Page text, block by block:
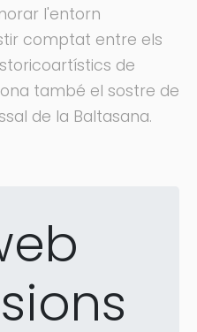
l'entorn
comptat entre els
de
també el sostre de
de la Baltasana.